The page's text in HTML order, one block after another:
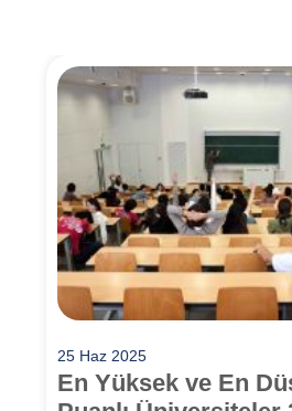
25 Haz 2025
En Yüksek ve En